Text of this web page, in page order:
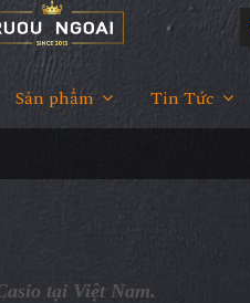
Sản phẩm Tin Tức
tại Việt Nam.